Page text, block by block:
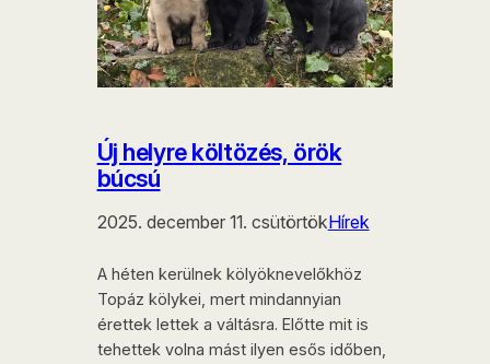
Új helyre költözés, örök
búcsú
2025. december 11. csütörtökHírek
A héten kerülnek kölyöknevelőkhöz
Topáz kölykei, mert mindannyian
érettek lettek a váltásra. Előtte mit is
tehettek volna mást ilyen esős időben,